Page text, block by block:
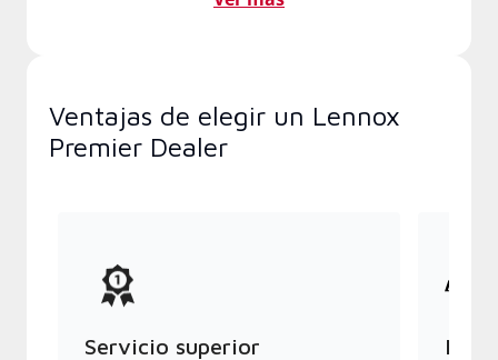
Ventajas de elegir un Lennox
Premier Dealer
Servicio superior